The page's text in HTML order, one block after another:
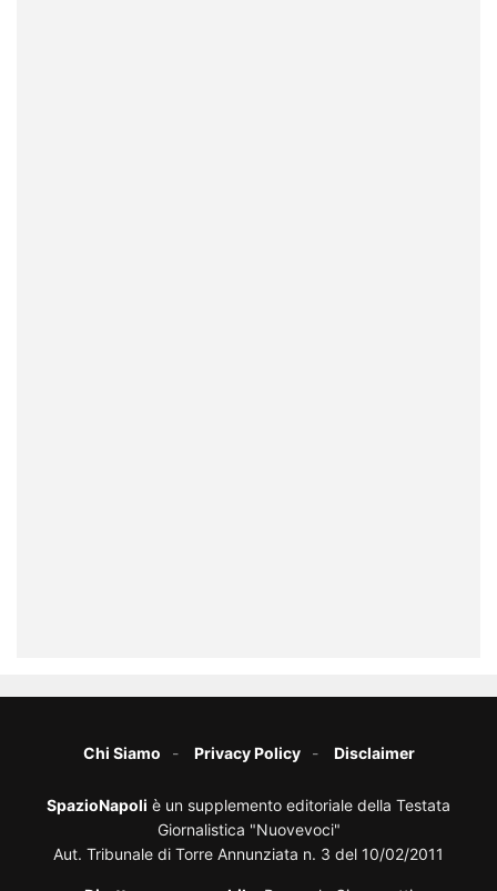
Chi Siamo Privacy Policy Disclaimer
SpazioNapoli è un supplemento editoriale della Testata
Giornalistica "Nuovevoci"
Aut. Tribunale di Torre Annunziata n. 3 del 10/02/2011